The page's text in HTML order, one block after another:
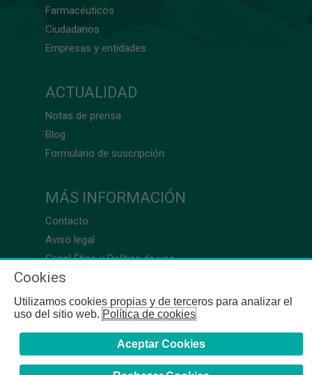
Farmacéuticos
Ciudadanos
Empresas y entidades
ACTUALIDAD
Notas de prensa
Blog
Formulario de suscripción
MÁS INFORMACIÓN
Contacto
Aviso legal
Canal Ético y Política de uso
Cookies
Utilizamos cookies propias y de terceros para analizar el
uso del sitio web.Política de cookies
Aceptar Cookies